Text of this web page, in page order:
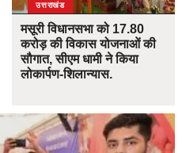
उत्तराखंड
मसूरी विधानसभा को 17.80
करोड़ की विकास योजनाओं की
सौगात, सीएम धामी ने किया
लोकार्पण-शिलान्यास.